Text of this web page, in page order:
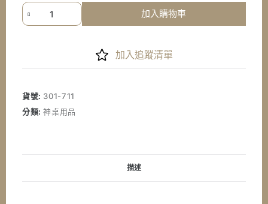
《七
星
大
漢
加入購物車
加入追蹤清單
貨號: 301-711
分類:神桌用品
描述